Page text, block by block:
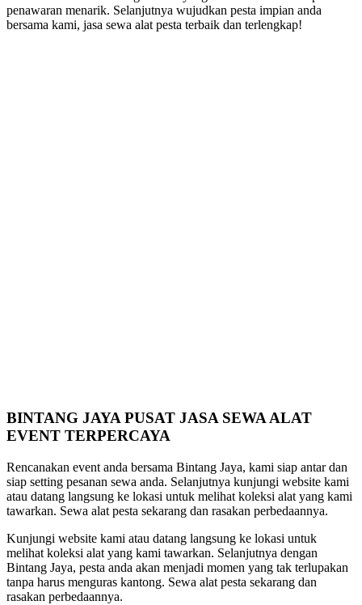
penawaran menarik. Selanjutnya wujudkan pesta impian anda
bersama kami, jasa sewa alat pesta terbaik dan terlengkap!
BINTANG JAYA PUSAT JASA SEWA ALAT
EVENT TERPERCAYA
Rencanakan event anda bersama Bintang Jaya, kami siap antar dan
siap setting pesanan sewa anda. Selanjutnya kunjungi website kami
atau datang langsung ke lokasi untuk melihat koleksi alat yang kami
tawarkan. Sewa alat pesta sekarang dan rasakan perbedaannya.
Kunjungi website kami atau datang langsung ke lokasi untuk
melihat koleksi alat yang kami tawarkan. Selanjutnya dengan
Bintang Jaya, pesta anda akan menjadi momen yang tak terlupakan
tanpa harus menguras kantong. Sewa alat pesta sekarang dan
rasakan perbedaannya.